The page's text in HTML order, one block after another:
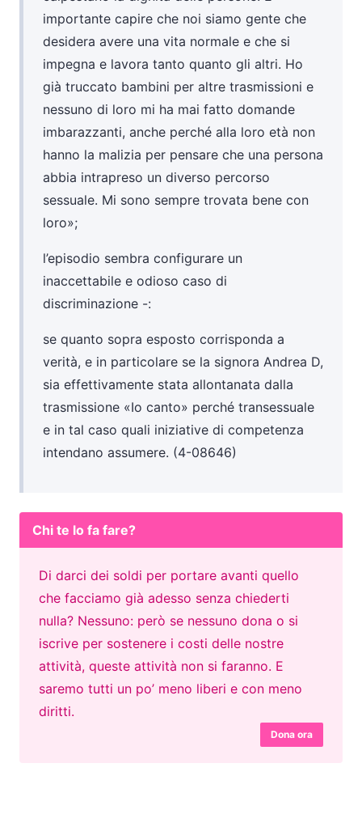
importante capire che noi siamo gente che
desidera avere una vita normale e che si
impegna e lavora tanto quanto gli altri. Ho
già truccato bambini per altre trasmissioni e
nessuno di loro mi ha mai fatto domande
imbarazzanti, anche perché alla loro età non
hanno la malizia per pensare che una persona
abbia intrapreso un diverso percorso
sessuale. Mi sono sempre trovata bene con
loro»;
l’episodio sembra configurare un
inaccettabile e odioso caso di
discriminazione -:
se quanto sopra esposto corrisponda a
verità, e in particolare se la signora Andrea D,
sia effettivamente stata allontanata dalla
trasmissione «Io canto» perché transessuale
e in tal caso quali iniziative di competenza
intendano assumere. (4-08646)
Chi te lo fa fare?
Di darci dei soldi per portare avanti quello
che facciamo già adesso senza chiederti
nulla? Nessuno: però se nessuno dona o si
iscrive per sostenere i costi delle nostre
attività, queste attività non si faranno. E
saremo tutti un po’ meno liberi e con meno
diritti.
Dona ora